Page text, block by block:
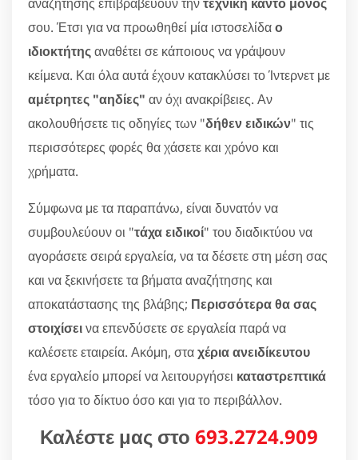
σου. Έτσι για να προωθηθεί μία ιστοσελίδαο
ιδιοκτήτηςαναθέτει σε κάποιους να γράψουν
κείμενα. Και όλα αυτά έχουν κατακλύσει το Ίντερνετ με
αμέτρητες "αηδίες" αν όχι ανακρίβειες. Αν
ακολουθήσετε τις οδηγίες των "δήθεν ειδικών" τις
περισσότερες φορές θα χάσετε και χρόνο και
χρήματα.
Σύμφωνα με τα παραπάνω, είναι δυνατόν να
συμβουλεύουν οι "τάχα ειδικοί" του διαδικτύου να
αγοράσετε σειρά εργαλεία, να τα δέσετε στη μέση σας
και να ξεκινήσετε τα βήματα αναζήτησης και
αποκατάστασης της βλάβης; Περισσότερα θα σας
στοιχίσεινα επενδύσετε σε εργαλεία παρά να
καλέσετε εταιρεία. Ακόμη, σταχέρια ανειδίκευτου
ένα εργαλείο μπορεί να λειτουργήσει καταστρεπτικά
τόσο για το δίκτυο όσο και για το περιβάλλον.
Καλέστε μας στο 693.2724.909